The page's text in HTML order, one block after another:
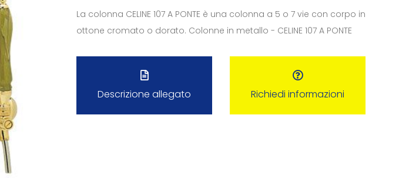
La colonna CELINE 107 A PONTE è una colonna a 5 o 7 vie con corpo in
ottone cromato o dorato. Colonne in metallo - CELINE 107 A PONTE
Descrizione allegato Richiedi informazioni